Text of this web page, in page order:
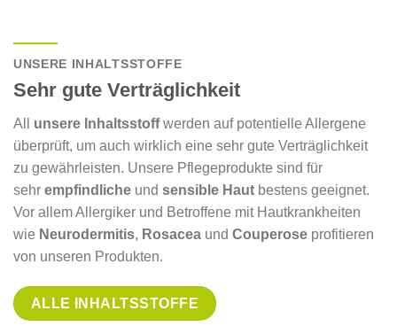
UNSERE INHALTSSTOFFE
Sehr gute Verträglichkeit
All unsere Inhaltsstoffwerden auf potentielle Allergene
überprüft, um auch wirklich eine sehr gute Verträglichkeit
zu gewährleisten. Unsere Pflegeprodukte sind für
sehr empfindliche und sensible Haut bestens geeignet.
Vor allem Allergiker und Betroffene mit Hautkrankheiten
wie Neurodermitis, Rosacea und Couperose profitieren
von unseren Produkten.
ALLE INHALTSSTOFFE